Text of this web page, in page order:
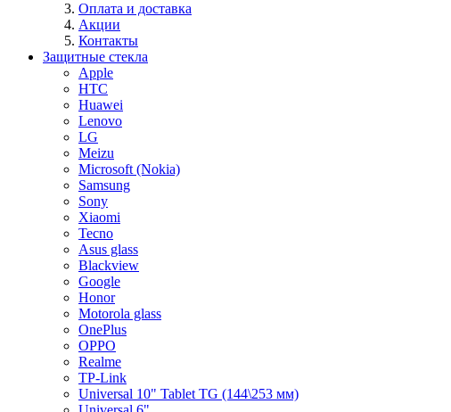
Оплата и доставка
Акции
Контакты
Защитные стекла
Apple
HTC
Huawei
Lenovo
LG
Meizu
Microsoft (Nokia)
Samsung
Sony
Xiaomi
Tecno
Asus glass
Blackview
Google
Honor
Motorola glass
OnePlus
OPPO
Realme
TP-Link
Universal 10" Tablet TG (144\253 мм)